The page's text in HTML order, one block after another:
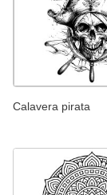
Calavera pirata